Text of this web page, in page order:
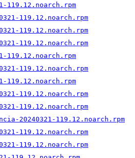
119.12.noarch.rpm
119.12.noarch.rpm
119.12.noarch.rpm
119.12.noarch.rpm
119.12.noarch.rpm
119.12.noarch.rpm
119.12.noarch.rpm
119.12.noarch.rpm
119.12.noarch.rpm
20240321-119.12.noarch.rpm
119.12.noarch.rpm
119.12.noarch.rpm